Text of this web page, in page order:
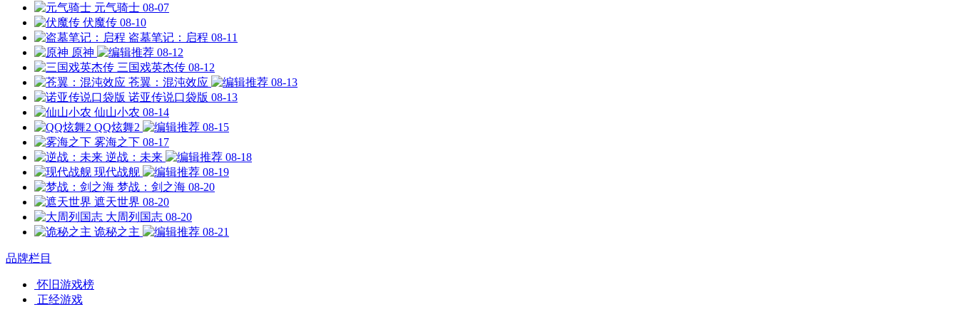
元气骑士 08-07
伏魔传 08-10
盗墓笔记：启程 08-11
原神
08-12
三国戏英杰传 08-12
苍翼：混沌效应
08-13
诺亚传说口袋版 08-13
仙山小农 08-14
QQ炫舞2
08-15
雾海之下 08-17
逆战：未来
08-18
现代战舰
08-19
梦战：剑之海 08-20
遮天世界 08-20
大周列国志 08-20
诡秘之主
08-21
品牌栏目
怀旧游戏榜
正经游戏